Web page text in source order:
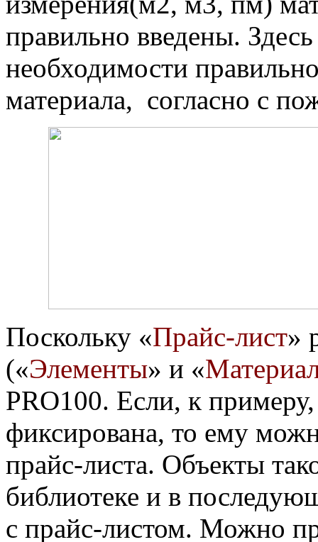
правильно введены.
необходимости
материала, согласно с
Поскольку «Прайс-лист»
(«Элементы» и «
PRO100. Если, к
фиксирована, то ему
прайс-листа. Объекты
библиотеке и в
с прайс-листом. Можно